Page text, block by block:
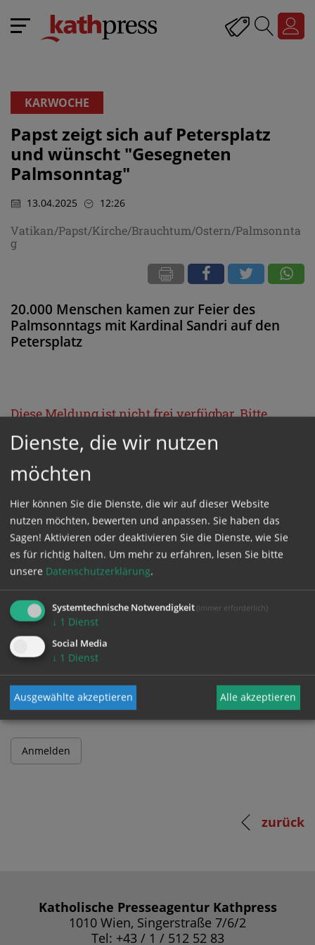
KARWOCHE
Papst zeigt sich auf Petersplatz
und wünscht "Gesegneten
Palmsonntag"
13.04.2025 12:26
Vatikan/Papst/Kirche/Brauchtum/Ostern/Palmsonnta
g
20.000 Menschen kamen zur Feier des
Palmsonntags mit Kardinal Sandri auf den
Petersplatz
Diese Meldung ist nicht frei verfügbar. Bitte
loggen Sie sich ein, oder bestellen Sie das
Produkt Kathpress_online .
GESCHÜTZTER BEREICH
Bitte melden Sie sich mit Ihrem Benutzernamen
und Passwort an.
Benutzername
Passwort
zurück
Katholische Presseagentur Kathpress
1010 Wien, Singerstraße 7/6/2
Tel: +43 / 1 / 512 52 83
Dienste, die wir nutzen
möchten
Hier können Sie die Dienste, die wir auf dieser Website
nutzen möchten, bewerten und anpassen. Sie haben das
Sagen! Aktivieren oder deaktivieren Sie die Dienste, wie Sie
es für richtig halten. Um mehr zu erfahren, lesen Sie bitte
unsere Datenschutzerklärung.
Systemtechnische Notwendigkeit (immer erforderlich)
↓ 1 Dienst
Social Media
↓ 1 Dienst
Ausgewählte akzeptieren Alle akzeptieren